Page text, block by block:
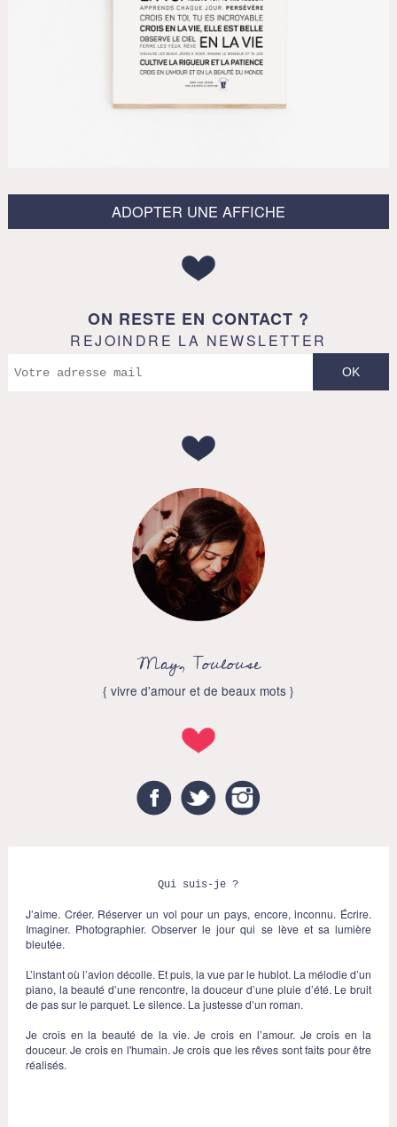
ADOPTER UNE AFFICHE
ON RESTE EN CONTACT ?
REJOINDRE LA NEWSLETTER
May, Toulouse
{ vivre d'amour et de beaux mots }
FacebookTwitter
Qui suis-je ?
J’aime. Créer. Réserver un vol pour un pays, encore, inconnu. Écrire.
Imaginer. Photographier. Observer le jour qui se lève et sa lumière
bleutée.
L’instant où l’avion décolle. Et puis, la vue par le hublot. La mélodie d’un
piano, la beauté d’une rencontre, la douceur d’une pluie d’été. Le bruit
de pas sur le parquet. Le silence. La justesse d’un roman.
Je crois en la beauté de la vie. Je crois en l’amour. Je crois en la
douceur. Je crois en l'humain. Je crois que les rêves sont faits pour être
réalisés.